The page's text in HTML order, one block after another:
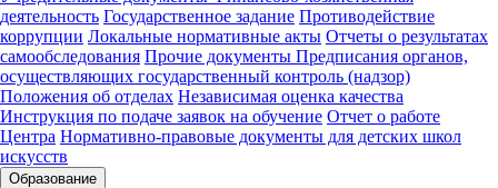
деятельность Государственное задание Противодействие
коррупции Локальные нормативные акты Отчеты о результатах
самообследования Прочие документы Предписания органов,
осуществляющих государственный контроль (надзор)
Положения об отделах Независимая оценка качества
Инструкция по подаче заявок на обучение Отчет о работе
Центра Нормативно-правовые документы для детских школ
искусств
Образование